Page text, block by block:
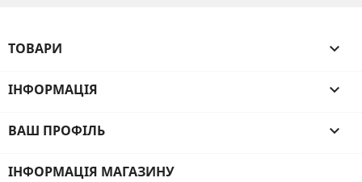
ТОВАРИ 
ІНФОРМАЦІЯ 
ВАШ ПРОФІЛЬ 
ІНФОРМАЦІЯ МАГАЗИНУ